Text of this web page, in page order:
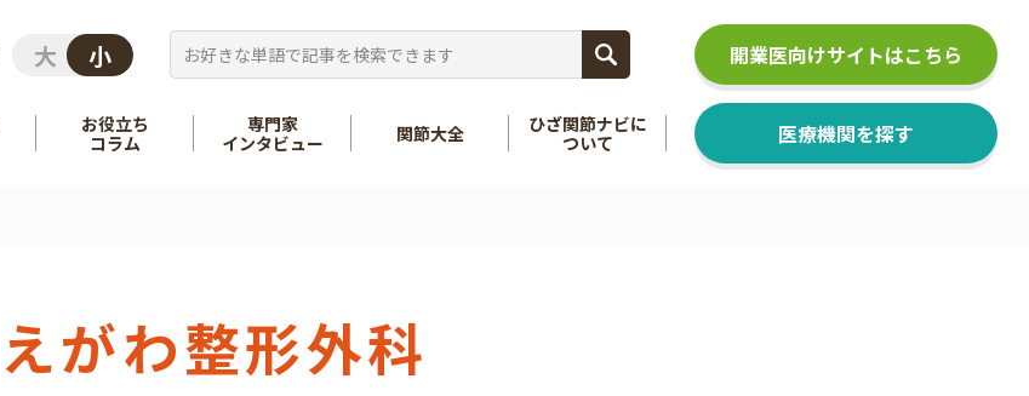
お役立ち
コラム
専門家
インタビュー
関節大全
ひざ関節ナビに
ついて
医療機関を探す
開業医向けサイトはこちら
えがわ整形外科